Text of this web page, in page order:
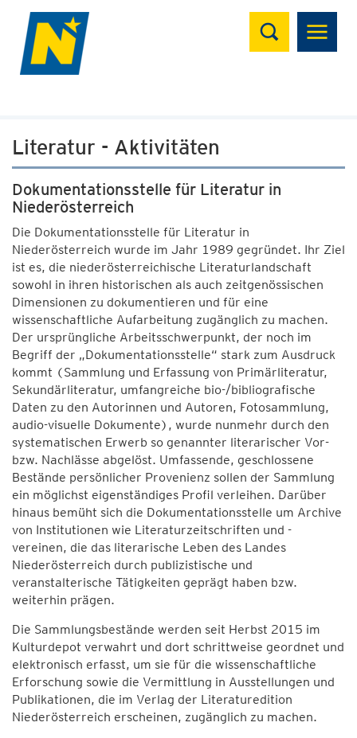
Suchen
Literatur - Aktivitäten
Dokumentationsstelle für Literatur in
Niederösterreich
Die Dokumentationsstelle für Literatur in
Niederösterreich wurde im Jahr 1989 gegründet. Ihr Ziel
ist es, die niederösterreichische Literaturlandschaft
sowohl in ihren historischen als auch zeitgenössischen
Dimensionen zu dokumentieren und für eine
wissenschaftliche Aufarbeitung zugänglich zu machen.
Der ursprüngliche Arbeitsschwerpunkt, der noch im
Begriff der „Dokumentationsstelle“ stark zum Ausdruck
kommt (Sammlung und Erfassung von Primärliteratur,
Sekundärliteratur, umfangreiche bio-/bibliografische
Daten zu den Autorinnen und Autoren, Fotosammlung,
audio-visuelle Dokumente), wurde nunmehr durch den
systematischen Erwerb so genannter literarischer Vor-
bzw. Nachlässe abgelöst. Umfassende, geschlossene
Bestände persönlicher Provenienz sollen der Sammlung
ein möglichst eigenständiges Profil verleihen. Darüber
hinaus bemüht sich die Dokumentationsstelle um Archive
von Institutionen wie Literaturzeitschriften und -
vereinen, die das literarische Leben des Landes
Niederösterreich durch publizistische und
veranstalterische Tätigkeiten geprägt haben bzw.
weiterhin prägen.
Die Sammlungsbestände werden seit Herbst 2015 im
Kulturdepot verwahrt und dort schrittweise geordnet und
elektronisch erfasst, um sie für die wissenschaftliche
Erforschung sowie die Vermittlung in Ausstellungen und
Publikationen, die im Verlag der Literaturedition
Niederösterreich erscheinen, zugänglich zu machen.